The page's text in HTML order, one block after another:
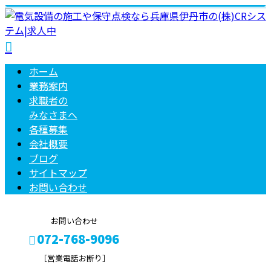
ホーム
業務案内
求職者の
みなさまへ
各種募集
会社概要
ブログ
サイトマップ
お問い合わせ
お問い合わせ
072-768-9096
［営業電話お断り］